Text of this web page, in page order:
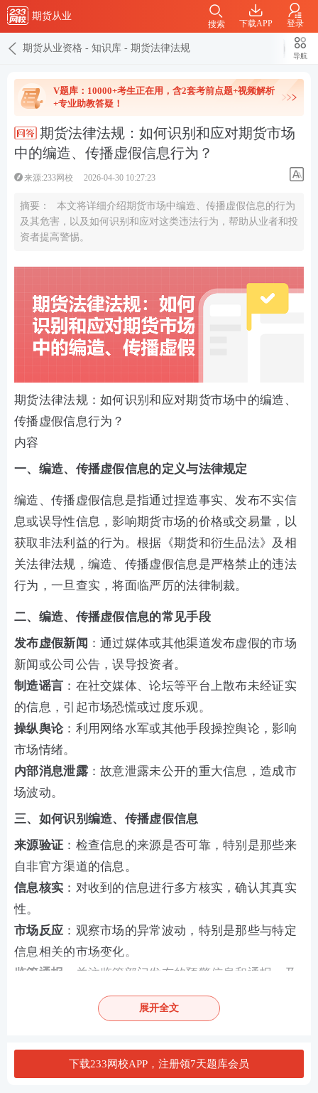
期货从业
下载APP 登录
搜索
期货从业资格 - 知识库 - 期货法律法规
导航
V题库：10000+考生正在用，含2套考前点题+视频解析
+专业助教答疑！
期货法律法规：如何识别和应对期货市场
中的编造、传播虚假信息行为？
来源:233网校 2026-04-30 10:27:23
摘要：
本文将详细介绍期货市场中编造、传播虚假信息的行为
及其危害，以及如何识别和应对这类违法行为，帮助从业者和投
资者提高警惕。
期货法律法规：如何识别和应对期货市场中的编造、
传播虚假信息行为？
内容
一、编造、传播虚假信息的定义与法律规定
编造、传播虚假信息是指通过捏造事实、发布不实信
息或误导性信息，影响期货市场的价格或交易量，以
获取非法利益的行为。根据《期货和衍生品法》及相
关法律法规，编造、传播虚假信息是严格禁止的违法
行为，一旦查实，将面临严厉的法律制裁。
二、编造、传播虚假信息的常见手段
发布虚假新闻 ：通过媒体或其他渠道发布虚假的市场
新闻或公司公告，误导投资者。
制造谣言 ：在社交媒体、论坛等平台上散布未经证实
的信息，引起市场恐慌或过度乐观。
操纵舆论：利用网络水军或其他手段操控舆论，影响
市场情绪。
内部消息泄露：故意泄露未公开的重大信息，造成市
场波动。
三、如何识别编造、传播虚假信息
来源验证 ：检查信息的来源是否可靠，特别是那些来
自非官方渠道的信息。
信息核实 ：对收到的信息进行多方核实，确认其真实
性。
市场反应 ：观察市场的异常波动，特别是那些与特定
信息相关的市场变化。
监管通报 ：关注监管部门发布的预警信息和通报，及
时了解最新的市场动态。
四、如何应对编造、传播虚假信息
加强监管：监管部门应加强对市场信息的监控，及时
发现和处理编造、传播虚假信息的行为。
展开全文
下载233网校APP，注册领7天题库会员